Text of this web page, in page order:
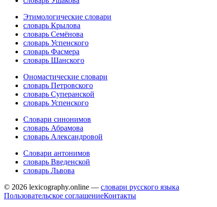
Этимологические словари
словарь Крылова
словарь Семёнова
словарь Успенского
словарь Фасмера
словарь Шанского
Ономастические словари
словарь Петровского
словарь Суперанской
словарь Успенского
Словари синонимов
словарь Абрамова
словарь Александровой
Словари антонимов
словарь Введенской
словарь Львова
© 2026 lexicography.online — словари русского языка
Пользовательское соглашениеКонтакты